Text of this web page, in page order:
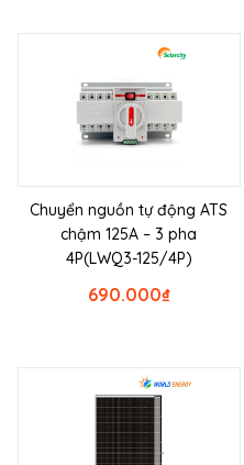
Chuyển nguồn tự động ATS
chậm 125A – 3 pha
4P(LWQ3-125/4P)
₫
690.000